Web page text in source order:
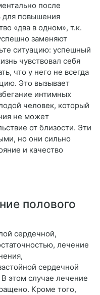
после
для повышения
«два в одном», т.к.
заменяют
ситуацию: успешный
чувствовал себя
что у него не всегда
Это вызывает
интимных
человек, который
не может
от близости. Эти
но они сильно
и качество
полового
сердечной,
лечение
сердечной
этом случае лечение
Кроме того,